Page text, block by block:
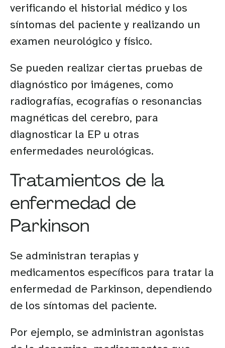
verificando el historial médico y los
síntomas del paciente y realizando un
examen neurológico y físico.
Se pueden realizar ciertas pruebas de
diagnóstico por imágenes, como
radiografías, ecografías o resonancias
magnéticas del cerebro, para
diagnosticar la EP u otras
enfermedades neurológicas.
Tratamientos de la
enfermedad de
Parkinson
Se administran terapias y
medicamentos específicos para tratar la
enfermedad de Parkinson, dependiendo
de los síntomas del paciente.
Por ejemplo, se administran agonistas